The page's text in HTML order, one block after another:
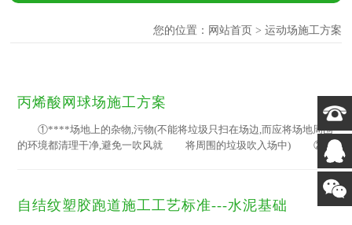
您的位置： 网站首页> 运动场施工方案
丙烯酸网球场施工方案
①****场地上的杂物,污物(不能将垃圾只扫在场边,而应将场地周围
的环境都清理干净,避免一吹风就 将周围的垃圾吹入场中) ②
基础处理 A．针对水泥基础，应将基础表面的水泥浮浆及疏松部分
磨机磨平，保证基础没有凸出部分。 B．根据水泥表面的平整度，
密实度，进行打磨、修补处理，使底层同基础结合的更稳。 C．沥
自结纹塑胶跑道施工工艺标准---水泥基础